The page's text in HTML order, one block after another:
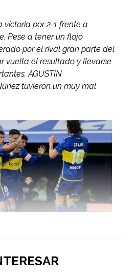
victoria por 2-1 frente a
Pese a tener un flojo
por el rival gran parte del
vuelta el resultado y llevarse
AGUSTIN
tuvieron un muy mal